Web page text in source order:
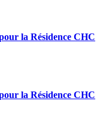
la Résidence CHC
la Résidence CHC